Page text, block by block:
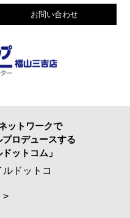
お問い合わせ
ットワークで
ロデュースする
ットコム」
>